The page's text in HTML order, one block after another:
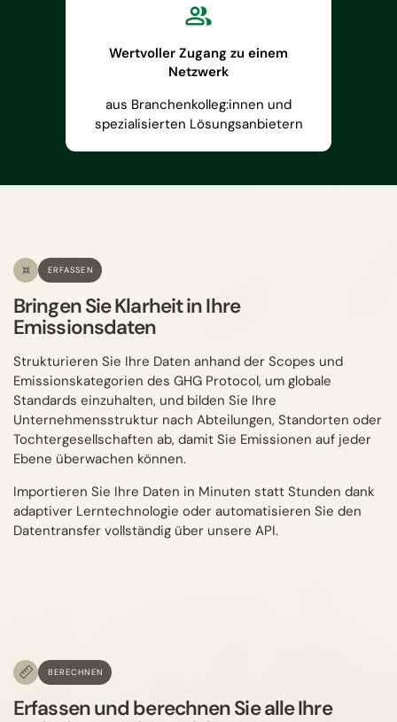
Wertvoller Zugang zu einem
Netzwerk
aus Branchenkolleg:innen und
spezialisierten Lösungsanbietern
ERFASSEN
Bringen Sie Klarheit in Ihre
Emissionsdaten
Strukturieren Sie Ihre Daten anhand der Scopes und
Emissionskategorien des GHG Protocol, um globale
Standards einzuhalten, und bilden Sie Ihre
Unternehmensstruktur nach Abteilungen, Standorten oder
Tochtergesellschaften ab, damit Sie Emissionen auf jeder
Ebene überwachen können.
Importieren Sie Ihre Daten in Minuten statt Stunden dank
adaptiver Lerntechnologie oder automatisieren Sie den
Datentransfer vollständig über unsere API.
BERECHNEN
Erfassen und berechnen Sie alle Ihre